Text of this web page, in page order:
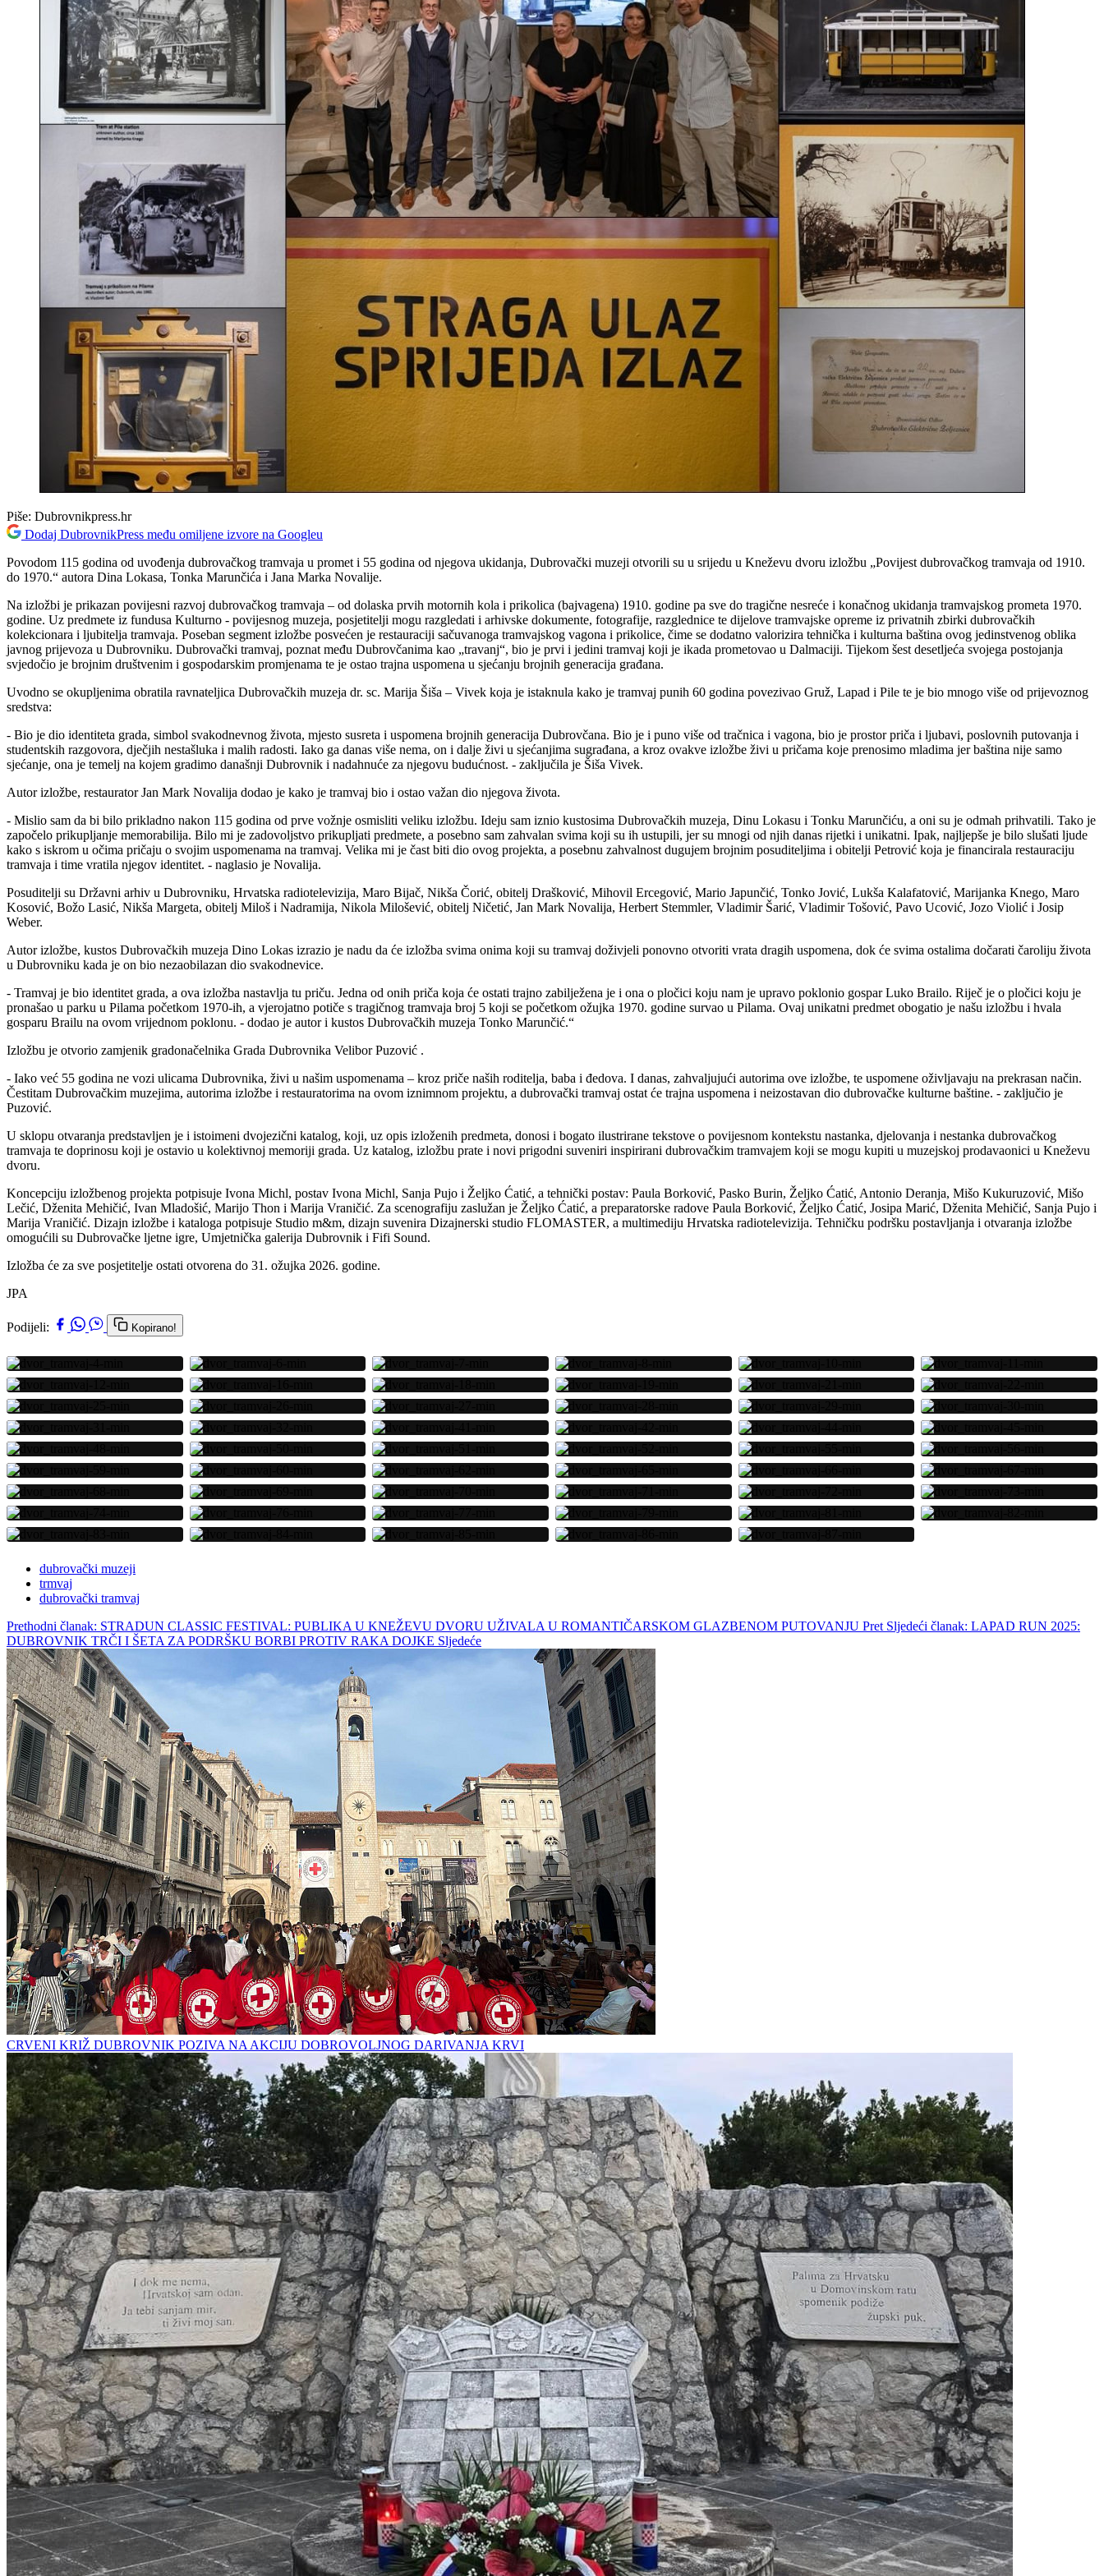
Piše: Dubrovnikpress.hr
Dodaj DubrovnikPress među omiljene izvore na Googleu
Povodom 115 godina od uvođenja dubrovačkog tramvaja u promet i 55 godina od njegova ukidanja, Dubrovački muzeji otvorili su u srijedu u Kneževu dvoru izložbu „Povijest dubrovačkog tramvaja od 1910.
do 1970.“ autora Dina Lokasa, Tonka Marunčića i Jana Marka Novalije.
Na izložbi je prikazan povijesni razvoj dubrovačkog tramvaja – od dolaska prvih motornih kola i prikolica (bajvagena) 1910. godine pa sve do tragične nesreće i konačnog ukidanja tramvajskog prometa 1970.
godine. Uz predmete iz fundusa Kulturno - povijesnog muzeja, posjetitelji mogu razgledati i arhivske dokumente, fotografije, razglednice te dijelove tramvajske opreme iz privatnih zbirki dubrovačkih
kolekcionara i ljubitelja tramvaja. Poseban segment izložbe posvećen je restauraciji sačuvanoga tramvajskog vagona i prikolice, čime se dodatno valorizira tehnička i kulturna baština ovog jedinstvenog oblika
javnog prijevoza u Dubrovniku. Dubrovački tramvaj, poznat među Dubrovčanima kao „travanj“, bio je prvi i jedini tramvaj koji je ikada prometovao u Dalmaciji. Tijekom šest desetljeća svojega postojanja
svjedočio je brojnim društvenim i gospodarskim promjenama te je ostao trajna uspomena u sjećanju brojnih generacija građana.
Uvodno se okupljenima obratila ravnateljica Dubrovačkih muzeja dr. sc. Marija Šiša – Vivek koja je istaknula kako je tramvaj punih 60 godina povezivao Gruž, Lapad i Pile te je bio mnogo više od prijevoznog
sredstva:
- Bio je dio identiteta grada, simbol svakodnevnog života, mjesto susreta i uspomena brojnih generacija Dubrovčana. Bio je i puno više od tračnica i vagona, bio je prostor priča i ljubavi, poslovnih putovanja i
studentskih razgovora, dječjih nestašluka i malih radosti. Iako ga danas više nema, on i dalje živi u sjećanjima sugrađana, a kroz ovakve izložbe živi u pričama koje prenosimo mladima jer baština nije samo
sjećanje, ona je temelj na kojem gradimo današnji Dubrovnik i nadahnuće za njegovu budućnost. - zaključila je Šiša Vivek.
Autor izložbe, restaurator Jan Mark Novalija dodao je kako je tramvaj bio i ostao važan dio njegova života.
- Mislio sam da bi bilo prikladno nakon 115 godina od prve vožnje osmisliti veliku izložbu. Ideju sam iznio kustosima Dubrovačkih muzeja, Dinu Lokasu i Tonku Marunčiću, a oni su je odmah prihvatili. Tako je
započelo prikupljanje memorabilija. Bilo mi je zadovoljstvo prikupljati predmete, a posebno sam zahvalan svima koji su ih ustupili, jer su mnogi od njih danas rijetki i unikatni. Ipak, najljepše je bilo slušati ljude
kako s iskrom u očima pričaju o svojim uspomenama na tramvaj. Velika mi je čast biti dio ovog projekta, a posebnu zahvalnost dugujem brojnim posuditeljima i obitelji Petrović koja je financirala restauraciju
tramvaja i time vratila njegov identitet. - naglasio je Novalija.
Posuditelji su Državni arhiv u Dubrovniku, Hrvatska radiotelevizija, Maro Bijač, Nikša Čorić, obitelj Drašković, Mihovil Ercegović, Mario Japunčić, Tonko Jović, Lukša Kalafatović, Marijanka Knego, Maro
Kosović, Božo Lasić, Nikša Margeta, obitelj Miloš i Nadramija, Nikola Milošević, obitelj Ničetić, Jan Mark Novalija, Herbert Stemmler, Vladimir Šarić, Vladimir Tošović, Pavo Ucović, Jozo Violić i Josip
Weber.
Autor izložbe, kustos Dubrovačkih muzeja Dino Lokas izrazio je nadu da će izložba svima onima koji su tramvaj doživjeli ponovno otvoriti vrata dragih uspomena, dok će svima ostalima dočarati čaroliju života
u Dubrovniku kada je on bio nezaobilazan dio svakodnevice.
- Tramvaj je bio identitet grada, a ova izložba nastavlja tu priču. Jedna od onih priča koja će ostati trajno zabilježena je i ona o pločici koju nam je upravo poklonio gospar Luko Brailo. Riječ je o pločici koju je
pronašao u parku u Pilama početkom 1970-ih, a vjerojatno potiče s tragičnog tramvaja broj 5 koji se početkom ožujka 1970. godine survao u Pilama. Ovaj unikatni predmet obogatio je našu izložbu i hvala
gosparu Brailu na ovom vrijednom poklonu. - dodao je autor i kustos Dubrovačkih muzeja Tonko Marunčić.“
Izložbu je otvorio zamjenik gradonačelnika Grada Dubrovnika Velibor Puzović .
- Iako već 55 godina ne vozi ulicama Dubrovnika, živi u našim uspomenama – kroz priče naših roditelja, baba i đedova. I danas, zahvaljujući autorima ove izložbe, te uspomene oživljavaju na prekrasan način.
Čestitam Dubrovačkim muzejima, autorima izložbe i restauratorima na ovom iznimnom projektu, a dubrovački tramvaj ostat će trajna uspomena i neizostavan dio dubrovačke kulturne baštine. - zaključio je
Puzović.
U sklopu otvaranja predstavljen je i istoimeni dvojezični katalog, koji, uz opis izloženih predmeta, donosi i bogato ilustrirane tekstove o povijesnom kontekstu nastanka, djelovanja i nestanka dubrovačkog
tramvaja te doprinosu koji je ostavio u kolektivnoj memoriji grada. Uz katalog, izložbu prate i novi prigodni suveniri inspirirani dubrovačkim tramvajem koji se mogu kupiti u muzejskoj prodavaonici u Kneževu
dvoru.
Koncepciju izložbenog projekta potpisuje Ivona Michl, postav Ivona Michl, Sanja Pujo i Željko Ćatić, a tehnički postav: Paula Borković, Pasko Burin, Željko Ćatić, Antonio Deranja, Mišo Kukuruzović, Mišo
Lečić, Dženita Mehičić, Ivan Mladošić, Marijo Thon i Marija Vraničić. Za scenografiju zaslužan je Željko Ćatić, a preparatorske radove Paula Borković, Željko Ćatić, Josipa Marić, Dženita Mehičić, Sanja Pujo i
Marija Vraničić. Dizajn izložbe i kataloga potpisuje Studio m&m, dizajn suvenira Dizajnerski studio FLOMASTER, a multimediju Hrvatska radiotelevizija. Tehničku podršku postavljanja i otvaranja izložbe
omogućili su Dubrovačke ljetne igre, Umjetnička galerija Dubrovnik i Fifi Sound.
Izložba će za sve posjetitelje ostati otvorena do 31. ožujka 2026. godine.
JPA
Podijeli: Kopirano!
dubrovački muzeji
trmvaj
dubrovački tramvaj
Prethodni članak: STRADUN CLASSIC FESTIVAL: PUBLIKA U KNEŽEVU DVORU UŽIVALA U ROMANTIČARSKOM GLAZBENOM PUTOVANJU Pret Sljedeći članak: LAPAD RUN 2025:
DUBROVNIK TRČI I ŠETA ZA PODRŠKU BORBI PROTIV RAKA DOJKE Sljedeće
CRVENI KRIŽ DUBROVNIK POZIVA NA AKCIJU DOBROVOLJNOG DARIVANJA KRVI